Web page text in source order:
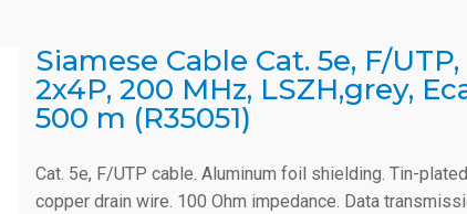
Siamese Cable Cat. 5e, F/UTP,
2x4P, 200 MHz, LSZH,grey,
500 m (R35051)
Cat. 5e, F/UTP cable. Aluminum foil shielding. Tin-plated
copper drain wire. 100 Ohm impedance. Data